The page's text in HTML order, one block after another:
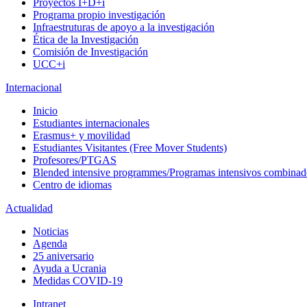
Proyectos I+D+i
Programa propio investigación
Infraestruturas de apoyo a la investigación
Ética de la Investigación
Comisión de Investigación
UCC+i
Internacional
Inicio
Estudiantes internacionales
Erasmus+ y movilidad
Estudiantes Visitantes (Free Mover Students)
Profesores/PTGAS
Blended intensive programmes/Programas intensivos
Centro de idiomas
Actualidad
Noticias
Agenda
25 aniversario
Ayuda a Ucrania
Medidas COVID-19
Intranet